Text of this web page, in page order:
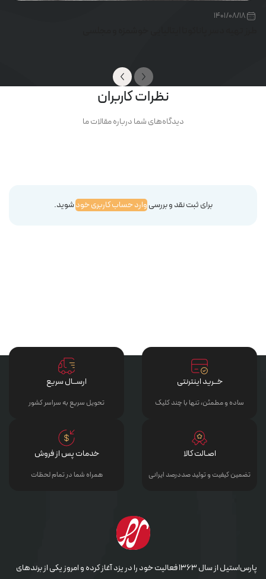
1401/08/18
نظرات کاربران
دیدگاه‌های شما درباره مقالات ما
برای ثبت نقد و بررسیوارد حساب کاربری خودشوید.
خــرید اینترنتی
ساده و مطمئن، تنها با چند کلیک
ارســال سریع
تحویل سریع به سراسر کشور
اصـالت کالا
تضمین کیفیت و تولید صددرصد ایرانی
خدمات پس از فروش
همراه شما در تمام لحظات
پارس‌استیل از سال ۱۳۶۳ فعالیت خود را در یزد آغاز کرده و امروز یکی از برندهای